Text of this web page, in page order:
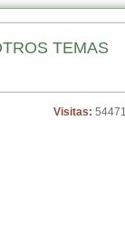
TEMAS
Visitas: